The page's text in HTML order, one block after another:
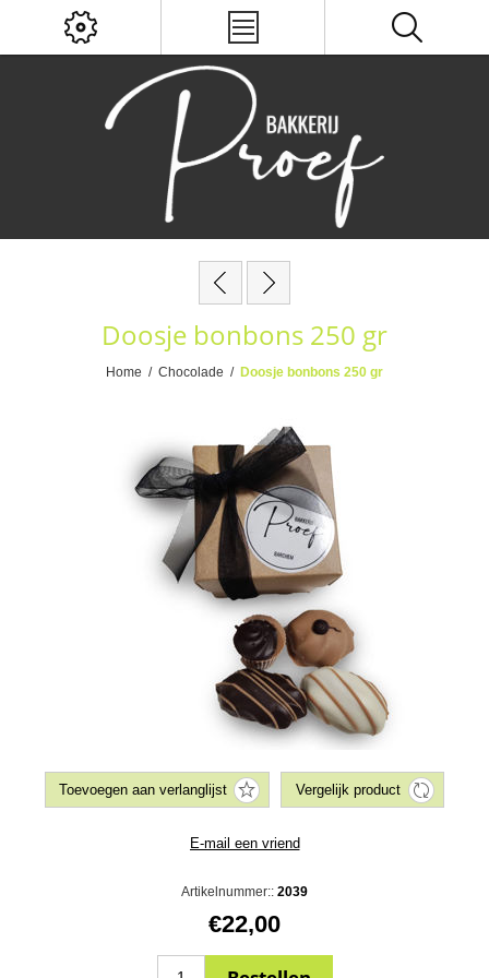
Doosje bonbons 250 gr
Home / Chocolade / Doosje bonbons 250 gr
Artikelnummer:: 2039
€22,00